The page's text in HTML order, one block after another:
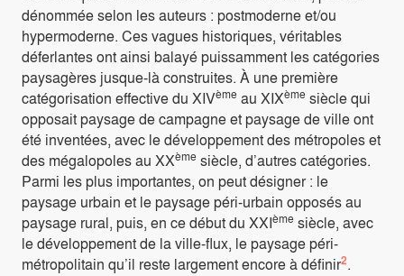
dénommée selon les auteurs : postmoderne et/ou
hypermoderne. Ces vagues historiques, véritables
déferlantes ont ainsi balayé puissamment les catégories
paysagères jusque-là construites. À une première
catégorisation effective du XIVème au XIXème siècle qui
opposait paysage de campagne et paysage de ville ont
été inventées, avec le développement des métropoles et
des mégalopoles au XXème siècle, d’autres catégories.
Parmi les plus importantes, on peut désigner : le
paysage urbain et le paysage péri-urbain opposés au
paysage rural, puis, en ce début du XXIème siècle, avec
le développement de la ville-flux, le paysage péri-
métropolitain qu’il reste largement encore à définir2.